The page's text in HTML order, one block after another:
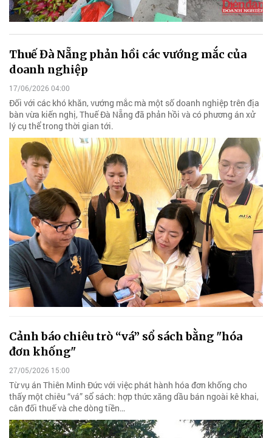
Thuế Đà Nẵng phản hồi các vướng mắc của
doanh nghiệp
17/06/2026 04:00
Đối với các khó khăn, vướng mắc mà một số doanh nghiệp trên địa
bàn vừa kiến nghị, Thuế Đà Nẵng đã phản hồi và có phương án xử
lý cụ thể trong thời gian tới.
Cảnh báo chiêu trò “vá” sổ sách bằng "hóa
đơn khống"
27/05/2026 15:00
Từ vụ án Thiên Minh Đức với việc phát hành hóa đơn khống cho
thấy một chiêu “vá” sổ sách: hợp thức xăng dầu bán ngoài kê khai,
cân đối thuế và che dòng tiền…